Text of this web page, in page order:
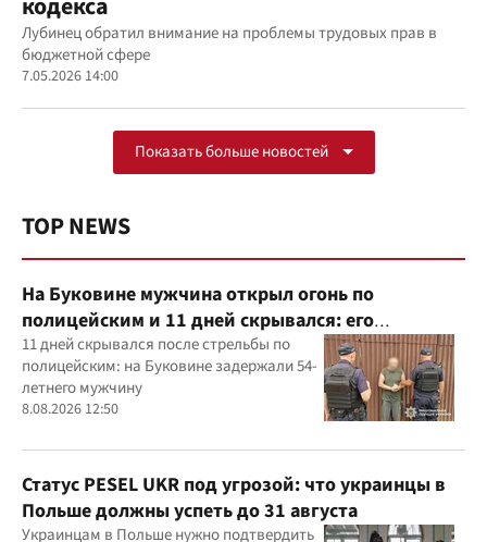
Лубинец обратил внимание на проблемы трудовых прав в
бюджетной сфере
7.05.2026 14:00
Показать больше новостей
TOP NEWS
На Буковине мужчина открыл огонь по
полицейским и 11 дней скрывался: его
задержали
11 дней скрывался после стрельбы по
полицейским: на Буковине задержали 54-
летнего мужчину
8.08.2026 12:50
Статус PESEL UKR под угрозой: что украинцы в
Польше должны успеть до 31 августа
Украинцам в Польше нужно подтвердить